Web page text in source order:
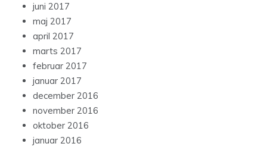
juni 2017
maj 2017
april 2017
marts 2017
februar 2017
januar 2017
december 2016
november 2016
oktober 2016
januar 2016